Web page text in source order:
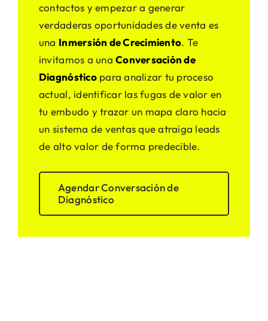
contactos y empezar a generar
verdaderas oportunidades de venta es
una Inmersión de Crecimiento. Te
invitamos a unaConversación de
Diagnósticopara analizar tu proceso
actual, identificar las fugas de valor en
tu embudo y trazar un mapa claro hacia
un sistema de ventas que atraiga leads
de alto valor de forma predecible.
Agendar Conversación de
Diagnóstico